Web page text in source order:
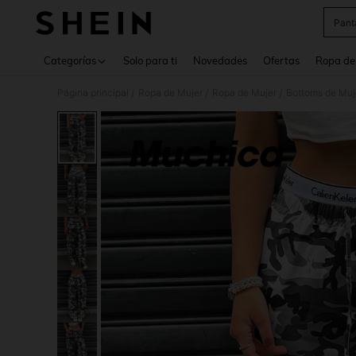
Categorías Solo para ti Novedades Ofertas Ropa